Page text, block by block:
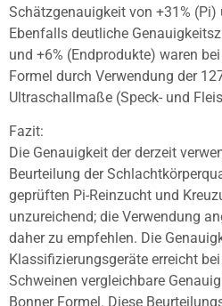
Schätzgenauigkeit von +31% (Pi)
Ebenfalls deutliche
und +6% (Endprodukte) waren
Formel durch Verwendung der
Ultraschallmaße (Speck- und
Fazit:
Die Genauigkeit der derzeit
Beurteilung der
geprüften Pi-Reinzucht und
unzureichend; die Verwendung
daher zu empfehlen. Die
Klassifizierungsgeräte erreicht
Schweinen vergleichbare
Bonner Formel. Diese